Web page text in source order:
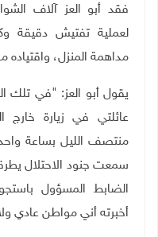
فقد أبو العز آلاف
لعملية تفتيش دقيقة
مداهمة المنزل،
يقول أبو العز: "في تلك
عائلتي في زيارة خارج
منتصف الليل بساعة
سمعت جنود الاحتلال
الضابط المسؤول
أخبرته أني مواطن عادي